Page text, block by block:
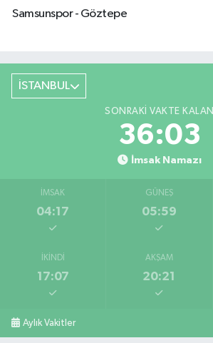
Samsunspor - Göztepe
İSTANBUL
SONRAKI VAKTE KALAN
36:03
İmsak Namazı
İMSAK
04:17
GÜNEŞ
05:59
İKINDI
17:07
AKŞAM
20:21
Aylık Vakitler